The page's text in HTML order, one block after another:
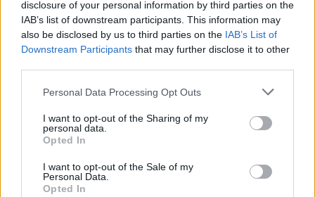
disclosure of your personal information by third parties on the
IAB’s list of downstream participants. This information may
also be disclosed by us to third parties on the IAB’s List of
Downstream Participants that may further disclose it to other
Please note that this website/app uses one or more Google
not limited to your visit or usage behaviour. You may click to
grant or deny consent to Google and its third-party tags to
use your data for below specified purposes in below Google
consent section.
Personal Data Processing Opt Outs
I want to opt-out of the Sharing of my
personal data.
Opted In
I want to opt-out of the Sale of my
Personal Data.
Opted In
Pozostały wątpliwości? Brakuje czegoś w haśle?